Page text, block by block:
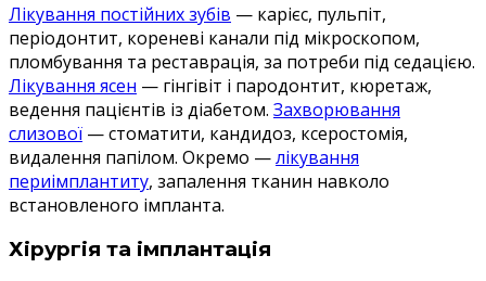
Лікування постійних зубів — карієс, пульпіт,
періодонтит, кореневі канали під мікроскопом,
пломбування та реставрація, за потреби під седацією.
Лікування ясен — гінгівіт і пародонтит, кюретаж,
ведення пацієнтів із діабетом. Захворювання
слизової — стоматити, кандидоз, ксеростомія,
видалення папілом. Окремо —лікування
периімплантиту, запалення тканин навколо
встановленого імпланта.
Хірургія та імплантація